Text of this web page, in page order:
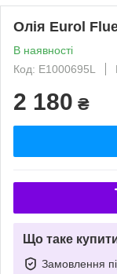
Олія Eurol
В наявності
Код: E1000695L
2 180 ₴
Що таке
Замовлення